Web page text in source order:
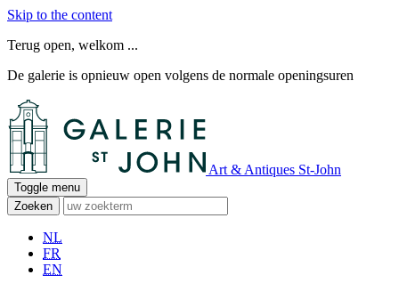
Skip to the content
Terug open, welkom ...
De galerie is opnieuw open volgens de normale openingsuren
Art & Antiques St-John
Toggle menu
Zoeken
NL
FR
EN